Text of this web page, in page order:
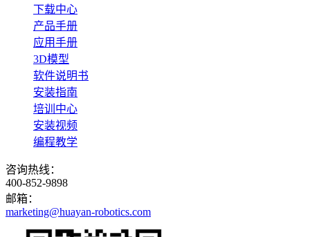
下载中心
产品手册
应用手册
3D模型
软件说明书
安装指南
培训中心
安装视频
编程教学
咨询热线：
400-852-9898
邮箱：
marketing@huayan-robotics.com